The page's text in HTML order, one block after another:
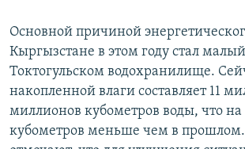
Основной причиной
Кыргызстане в этом году стал
Токтогульском водохранилище.
накопленной влаги составляет 11
миллионов кубометров воды, что
кубометров меньше чем в